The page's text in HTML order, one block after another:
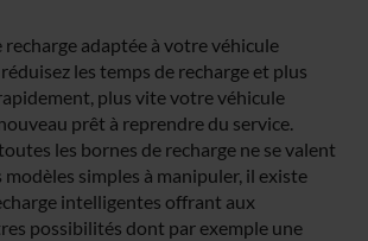
recharge adaptée à votre véhicule
les temps de recharge et plus
plus vite votre véhicule
prêt à reprendre du service.
les bornes de recharge ne se valent
modèles simples à manipuler, il existe
intelligentes offrant aux
possibilités dont par exemple une